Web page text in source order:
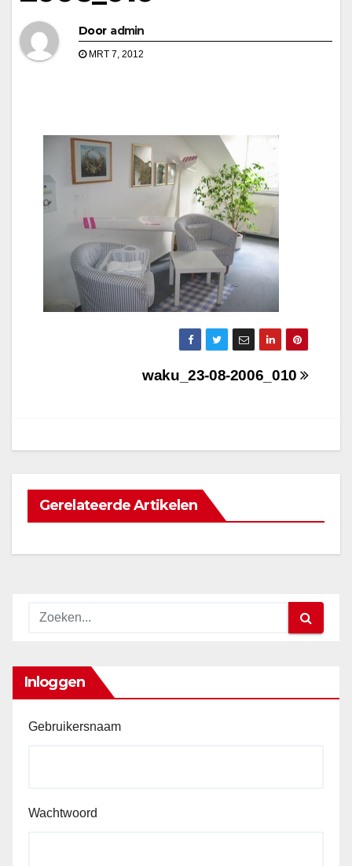
Door admin
MRT 7, 2012
waku_23-08-2006_010
Gerelateerde Artikelen
Inloggen
Gebruikersnaam
Wachtwoord